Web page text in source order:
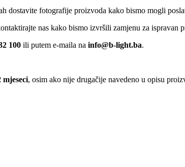
dostavite fotografije proizvoda kako bismo mogli
nas kako bismo izvršili zamjenu za ispravan
100 ili putem e-maila na info@b-light.ba.
mjeseci, osim ako nije drugačije navedeno u opisu